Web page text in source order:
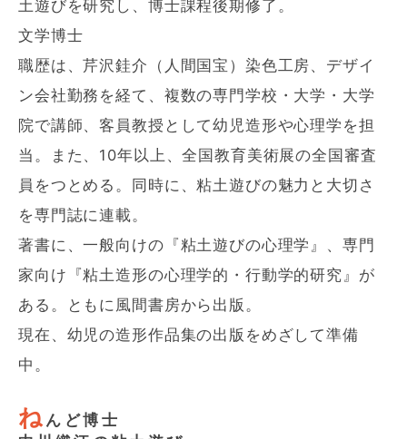
土遊びを研究し、博士課程後期修了。
文学博士
職歴は、芹沢銈介（人間国宝）染色工房、デザイ
ン会社勤務を経て、複数の専門学校・大学・大学
院で講師、客員教授として幼児造形や心理学を担
当。また、10年以上、全国教育美術展の全国審査
員をつとめる。同時に、粘土遊びの魅力と大切さ
を専門誌に連載。
著書に、一般向けの『粘土遊びの心理学』、専門
家向け『粘土造形の心理学的・行動学的研究』が
ある。ともに風間書房から出版。
現在、幼児の造形作品集の出版をめざして準備
中。
ね んど博士